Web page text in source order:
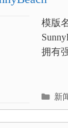
模版
拥有
分
类
目
新